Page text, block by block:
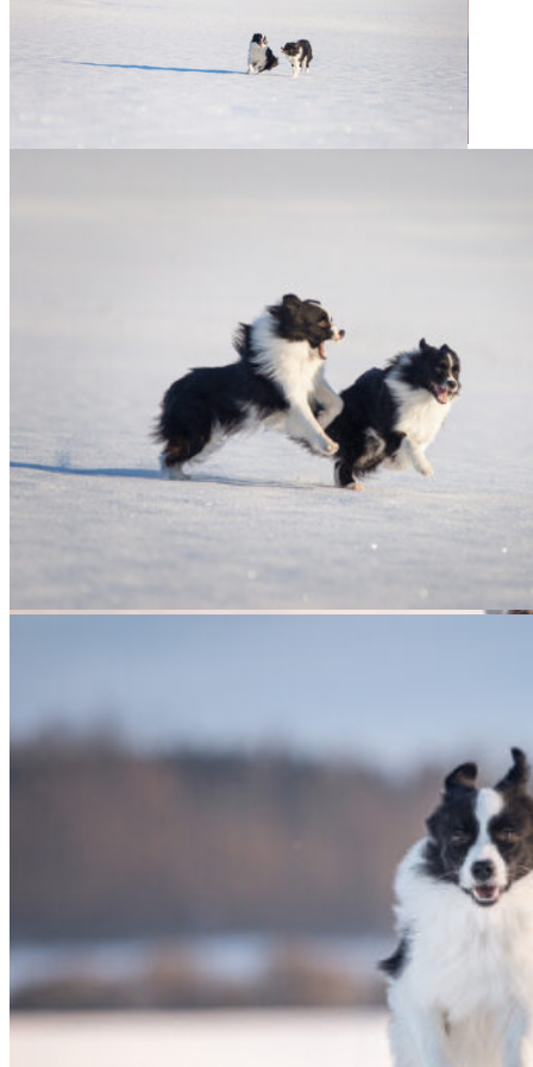
10|01|2022 – Halo, Broad­me­a­dows Halo